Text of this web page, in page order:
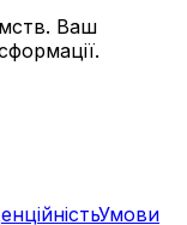
Ваш
Умови